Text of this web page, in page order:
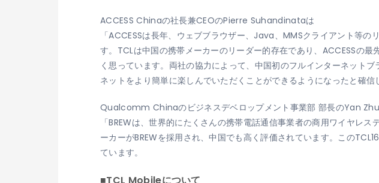
ACCESS Chinaの社長兼CEOのPierre Suhandinataは
「ACCESSは長年、ウェブブラウザー、Java、MMSクライアント等
す。TCLは中国の携帯メーカーのリーダー的存在であり、ACCESSの
く思っています。両社の協力によって、中国初のフルインターネット
ネットをより簡単に楽しんでいただくことができるようになったと確信
Qualcomm Chinaのビジネスデベロップメント事業部 部長のYan
「BREWは、世界的にたくさんの携帯電話通信事業者の商用ワイヤレ
ーカーがBREWを採用され、中国でも高く評価されています。この
ています。